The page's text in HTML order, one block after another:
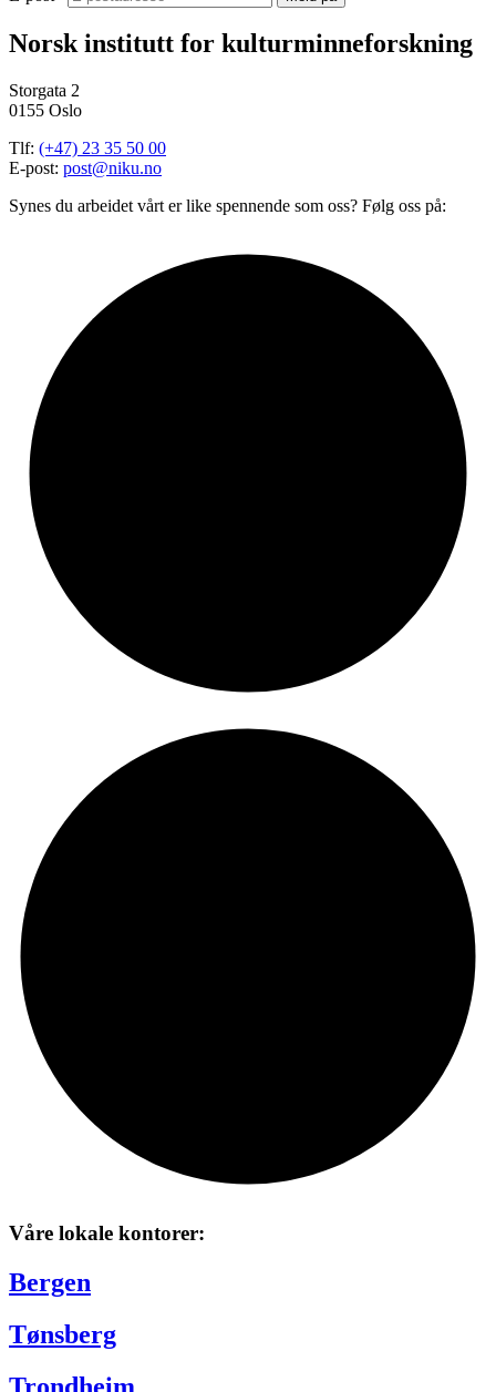
Norsk institutt for kulturminneforskning
Storgata 2
0155 Oslo
Tlf: (+47) 23 35 50 00
E-post: post@niku.no
Synes du arbeidet vårt er like spennende som oss? Følg oss på:
Våre lokale kontorer:
Bergen
Tønsberg
Trondheim